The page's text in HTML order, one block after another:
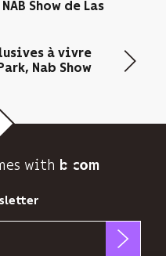
Show de Las
à vivre
Nab Show
with b>